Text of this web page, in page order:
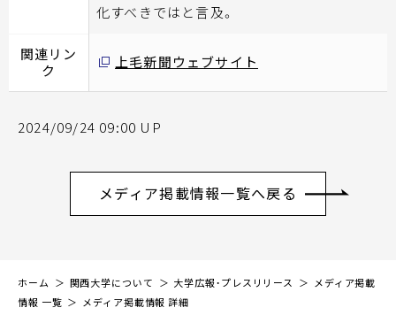
化すべきではと言及。
関連リン
ク
上毛新聞ウェブサイト
2024/09/24 09:00 UP
メディア掲載情報一覧へ戻る
ホーム 関西大学について 大学広報・プレスリリース
メディア掲載
情報 一覧
メディア掲載情報 詳細